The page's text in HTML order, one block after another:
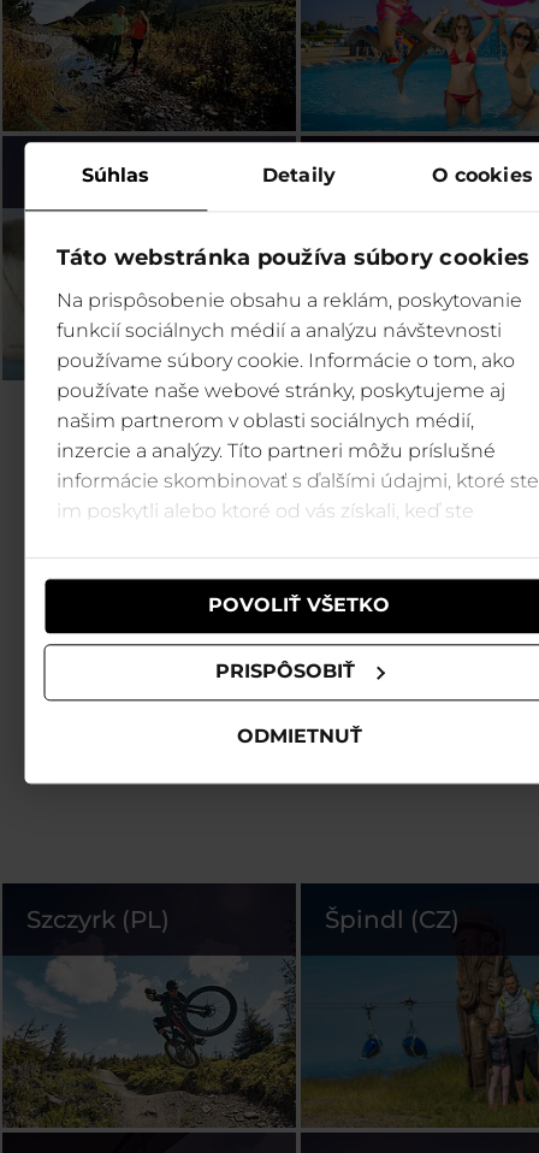
Súhlas Detaily O cookies
Táto webstránka používa súbory cookies
Na prispôsobenie obsahu a reklám, poskytovanie
funkcií sociálnych médií a analýzu návštevnosti
používame súbory cookie. Informácie o tom, ako
používate naše webové stránky, poskytujeme aj
našim partnerom v oblasti sociálnych médií,
inzercie a analýzy. Títo partneri môžu príslušné
informácie skombinovať s ďalšími údajmi, ktoré ste
im poskytli alebo ktoré od vás získali, keď ste
POVOLIŤ VŠETKO
PRISPÔSOBIŤ
ODMIETNUŤ
Bešeňová (SK) Legendia (PL)
Szczyrk (PL) Špindl (CZ)